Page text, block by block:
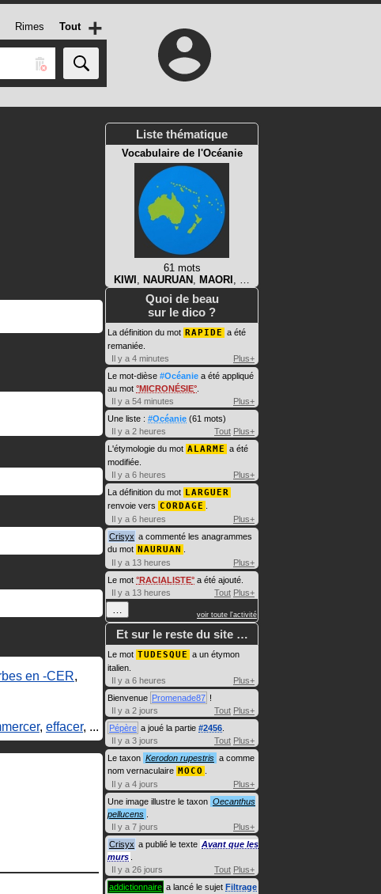
Rimes Tout +
en ‑CER,
, effacer, ...
Liste thématique
Vocabulaire de l'Océanie
61 mots
KIWI , NAURUAN , MAORI , …
Quoi de beau
sur le dico ?
La définition du mot RAPIDE a été
remaniée.
Il y a 4 minutes
Plus+
Le mot-dièse #Océanie a été appliqué
au mot MICRONÉSIE
Il y a 54 minutes
Plus+
Une liste : #Océanie (61 mots)
Il y a 2 heures
Tout Plus+
L'étymologie du mot ALARME a été
modifiée.
Il y a 6 heures
Plus+
La définition du mot LARGUER
renvoie vers CORDAGE
Il y a 6 heures
Plus+
Crisyx a commenté les anagrammes
du mot NAURUAN
Il y a 13 heures
Plus+
Le mot RACIALISTE a été ajouté.
Il y a 13 heures
Tout Plus+
… voir toute l'activité
Et sur le reste du site …
Le mot TUDESQUE a un étymon
italien.
Il y a 6 heures
Plus+
Bienvenue Promenade87 !
Il y a 2 jours
Tout Plus+
Pépère a joué la partie #2456
Il y a 3 jours
Tout Plus+
Le taxon Kerodon rupestris a comme
nom vernaculaire MOCO
Il y a 4 jours
Plus+
Une image illustre le taxon Oecanthus
pellucens
Il y a 7 jours
Plus+
Crisyx a publié le texte Avant que les
murs
Il y a 26 jours
Tout Plus+
addictionnaire a lancé le sujet Filtrage